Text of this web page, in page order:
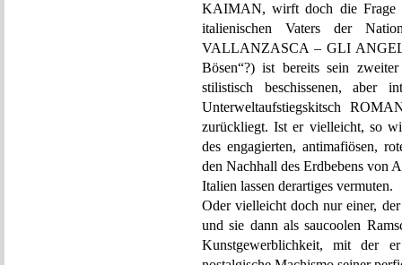
KAIMAN, wirft doch die Frage
italienischen Vaters der
VALLANZASCA – GLI
Bösen“?) ist bereits sein
stilistisch beschissenen, aber
Unterweltaufstiegskitsch
zurückliegt. Ist er vielleicht, so
des engagierten, antimafiösen,
den Nachhall des Erdbebens von
Italien lassen derartiges vermuten.
Oder vielleicht doch nur einer,
und sie dann als saucoolen
Kunstgewerblichkeit, mit der